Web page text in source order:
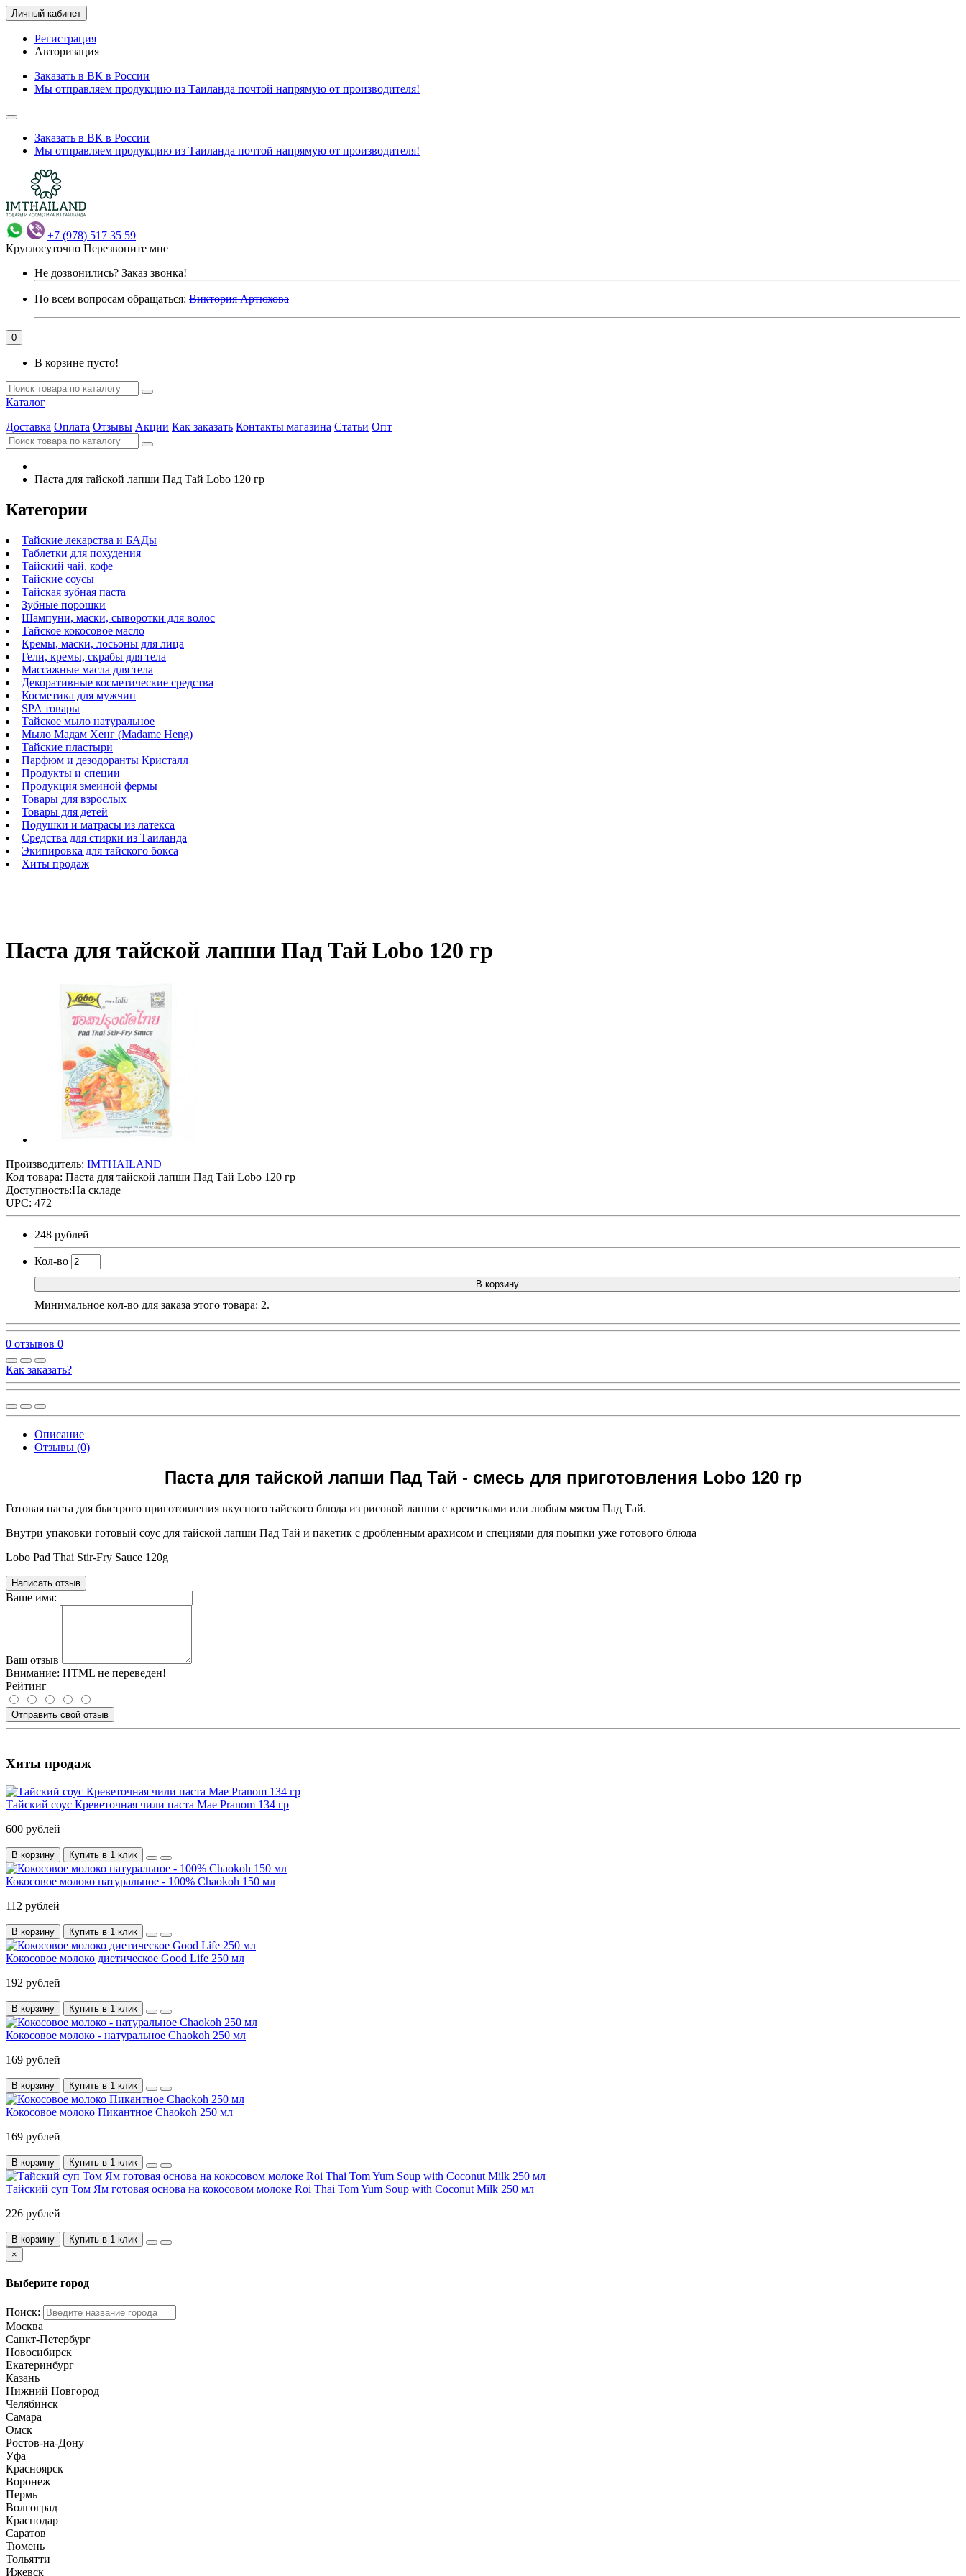
Личный кабинет
Регистрация
Авторизация
Заказать в ВК в России
Мы отправляем продукцию из Таиланда почтой напрямую от производителя!
Заказать в ВК в России
Мы отправляем продукцию из Таиланда почтой напрямую от производителя!
+7 (978) 517 35 59
Круглосуточно Перезвоните мне
Не дозвонились? Заказ звонка!
По всем вопросам обращаться: Виктория Артюхова
0
В корзине пусто!
Каталог
Доставка Оплата Отзывы Акции Как заказать Контакты магазина Статьи Опт
Паста для тайской лапши Пад Тай Lobo 120 гр
Категории
Тайские лекарства и БАДы
Таблетки для похудения
Тайский чай, кофе
Тайские соусы
Тайская зубная паста
Зубные порошки
Шампуни, маски, сыворотки для волос
Тайское кокосовое масло
Кремы, маски, лосьоны для лица
Гели, кремы, скрабы для тела
Массажные масла для тела
Декоративные косметические средства
Косметика для мужчин
SPA товары
Тайское мыло натуральное
Мыло Мадам Хенг (Madame Heng)
Тайские пластыри
Парфюм и дезодоранты Кристалл
Продукты и специи
Продукция змеиной фермы
Товары для взрослых
Товары для детей
Подушки и матрасы из латекса
Средства для стирки из Таиланда
Экипировка для тайского бокса
Хиты продаж
Паста для тайской лапши Пад Тай Lobo 120 гр
Производитель: IMTHAILAND
Код товара: Паста для тайской лапши Пад Тай Lobo 120 гр
Доступность:На складе
UPC: 472
248 рублей
Кол-во
В корзину
Минимальное кол-во для заказа этого товара: 2.
0 отзывов 0
Как заказать?
Описание
Отзывы (0)
Паста для тайской лапши Пад Тай - смесь для приготовления Lobo 120 гр
Готовая паста для быстрого приготовления вкусного тайского блюда из рисовой лапши с креветками или любым мясом Пад Тай.
Внутри упаковки готовый соус для тайской лапши Пад Тай и пакетик с дробленным арахисом и специями для поыпки уже готового блюда
Lobo Pad Thai Stir-Fry Sauce 120g
Написать отзыв
Ваше имя:
Ваш отзыв
Внимание: HTML не переведен!
Рейтинг
Отправить свой отзыв
Хиты продаж
Тайский соус Креветочная чили паста Mae Pranom 134 гр
600 рублей
В корзину Купить в 1 клик
Кокосовое молоко натуральное - 100% Chaokoh 150 мл
112 рублей
В корзину Купить в 1 клик
Кокосовое молоко диетическое Good Life 250 мл
192 рублей
В корзину Купить в 1 клик
Кокосовое молоко - натуральное Chaokoh 250 мл
169 рублей
В корзину Купить в 1 клик
Кокосовое молоко Пикантное Chaokoh 250 мл
169 рублей
В корзину Купить в 1 клик
Тайский суп Том Ям готовая основа на кокосовом молоке Roi Thai Tom Yum Soup with Coconut Milk 250 мл
226 рублей
В корзину
Купить в 1 клик
×
Выберите город
Поиск:
Москва
Санкт-Петербург
Новосибирск
Екатеринбург
Казань
Нижний Новгород
Челябинск
Самара
Омск
Ростов-на-Дону
Уфа
Красноярск
Воронеж
Пермь
Волгоград
Краснодар
Саратов
Тюмень
Тольятти
Ижевск